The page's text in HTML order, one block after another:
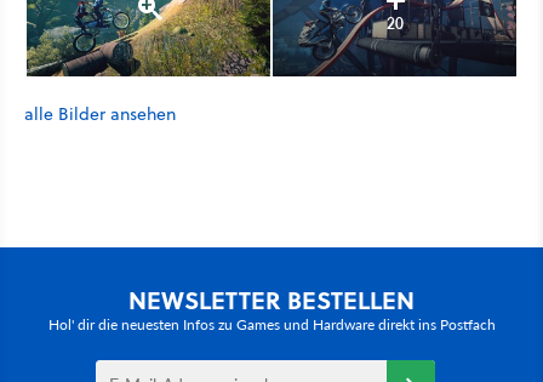
20
alle Bilder ansehen
NEWSLETTER BESTELLEN
Hol' dir die neuesten Infos zu Games und Hardware direkt ins Postfach